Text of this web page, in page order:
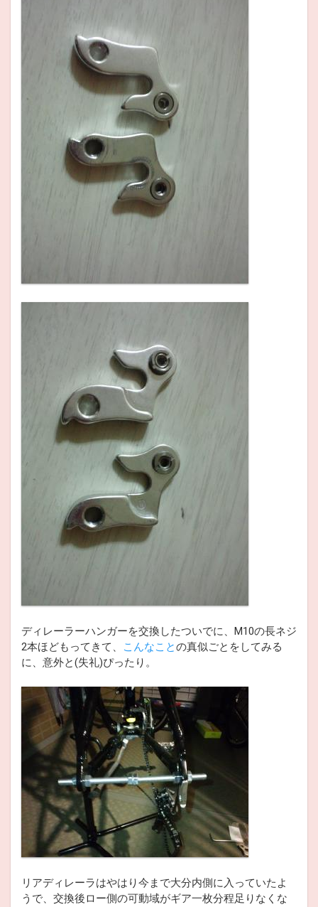
ディレーラーハンガーを交換したついでに、M10の長ネジ
2本ほどもってきて、
こんなことの真似ごとをしてみる
に、意外と(失礼)ぴったり。
リアディレーラはやはり今まで大分内側に入っていたよ
うで、交換後ロー側の可動域がギア一枚分程足りなくな